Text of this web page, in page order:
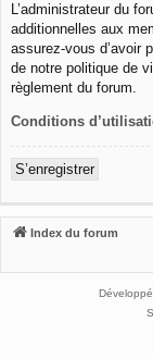
L’administrateur du
additionnelles aux
assurez-vous d’avoir
de notre politique de
règlement du forum.
Conditions
S’enregistrer
Index du forum